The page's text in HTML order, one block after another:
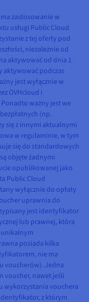
zastosowanie w
usługi Public Cloud
z tej oferty pod
niezależnie od
aktywować od dnia 1
aktywować podczas
jest wyłącznie w
OVHcloud i
ważny jest we
(np.
się z innymi aktualnymi
w regulaminie, w tym
się do standardowych
objęte żadnymi
opublikowanej jako
Public Cloud
wyłącznie do opłaty
uprawnia do
jest identyfikator
lub prawnej, która
unikalnym
posiada kilka
nie ma
voucherów). Jedna
voucher, nawet jeśli
wykorzystania vouchera
z którym